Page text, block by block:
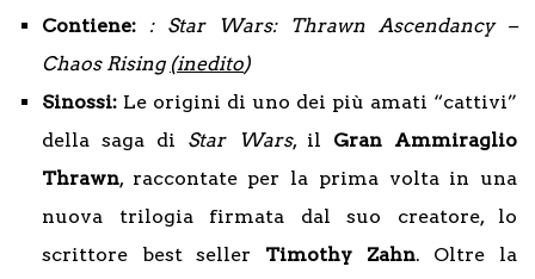
Contiene: : Star Wars: Thrawn Ascendancy –
Chaos Rising (inedito)
Sinossi: Le origini di uno dei più amati “cattivi”
della saga di Star Wars, il Gran Ammiraglio
Thrawn, raccontate per la prima volta in una
nuova trilogia firmata dal suo creatore, lo
scrittore best seller Timothy Zahn. Oltre la